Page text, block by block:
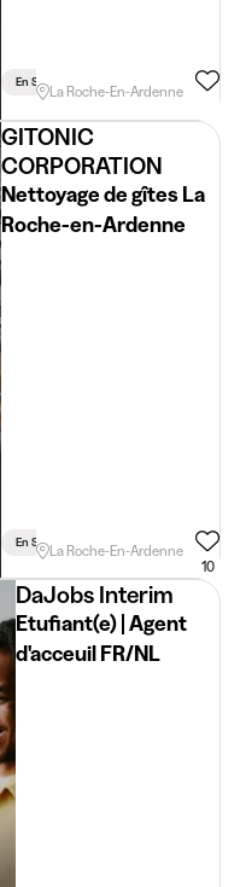
En Semaine
La Roche-En-Ardenne
GITONIC
CORPORATION
Nettoyage de gîtes La
Roche-en-Ardenne
En Semaine Vacances Weekend
La Roche-En-Ardenne
10
DaJobs Interim
Etufiant(e) | Agent
d'acceuil FR/NL